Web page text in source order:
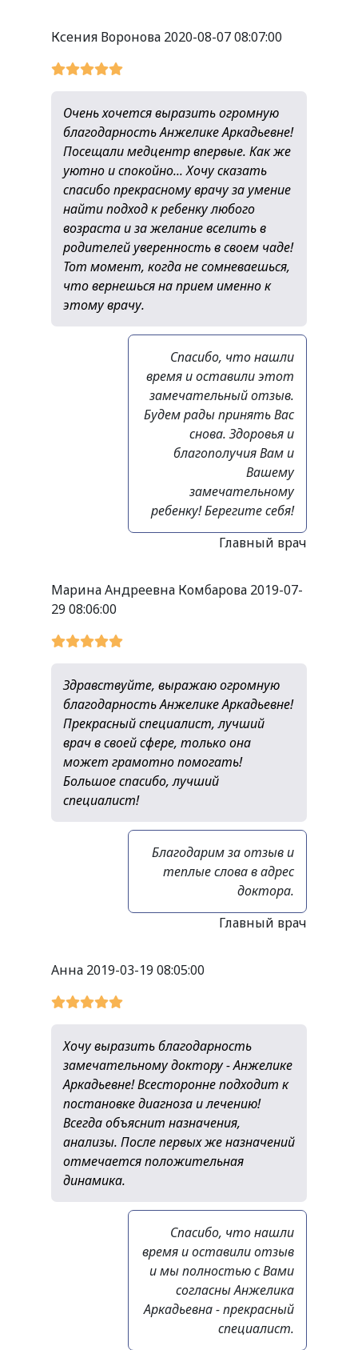
Ксения Воронова 2020-08-07 08:07:00
Очень хочется выразить огромную
благодарность Анжелике Аркадьевне!
Посещали медцентр впервые. Как же
уютно и спокойно... Хочу сказать
спасибо прекрасному врачу за умение
найти подход к ребенку любого
возраста и за желание вселить в
родителей уверенность в своем чаде!
Тот момент, когда не сомневаешься,
что вернешься на прием именно к
этому врачу.
Спасибо, что нашли
время и оставили этот
замечательный отзыв.
Будем рады принять Вас
снова. Здоровья и
благополучия Вам и
Вашему
замечательному
ребенку! Берегите себя!
Главный врач
Марина Андреевна Комбарова 2019-07-
29 08:06:00
Здравствуйте, выражаю огромную
благодарность Анжелике Аркадьевне!
Прекрасный специалист, лучший
врач в своей сфере, только она
может грамотно помогать!
Большое спасибо, лучший
специалист!
Благодарим за отзыв и
теплые слова в адрес
доктора.
Главный врач
Анна 2019-03-19 08:05:00
Хочу выразить благодарность
замечательному доктору - Анжелике
Аркадьевне! Всесторонне подходит к
постановке диагноза и лечению!
Всегда объяснит назначения,
анализы. После первых же назначений
отмечается положительная
динамика.
Спасибо, что нашли
время и оставили отзыв
и мы полностью с Вами
согласны Анжелика
Аркадьевна - прекрасный
специалист.